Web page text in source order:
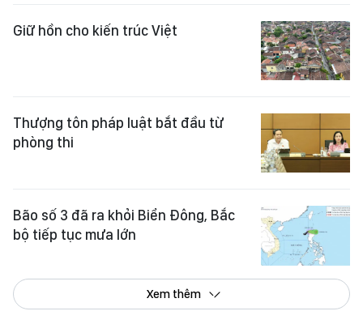
Giữ hồn cho kiến trúc Việt
Thượng tôn pháp luật bắt đầu từ
phòng thi
Bão số 3 đã ra khỏi Biển Đông, Bắc
bộ tiếp tục mưa lớn
Xem thêm